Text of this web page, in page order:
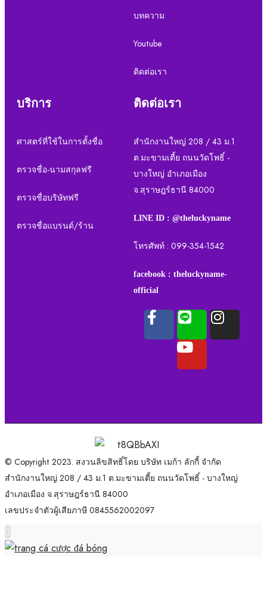
บทความ
Youtube
ติดต่อเรา
บริการ
ศาสตร์ที่ใช้ในการตั้งชื่อ
ตรวจชื่อ-นามสกุลฟรี
ตรวจชื่อบริษัทฟรี
ตรวจชื่อแบรนด์/ร้าน
ติดต่อเรา
สำนักงานใหญ่ 208 / 43 ม.1
ต.มะขามเตี้ย ถนนวัดโพธิ์ -
บางใหญ่ อำเภอเมือง
จ.สุราษฎร์ธานี 84000
LINE ID : @theluckyname
โทรศัพท์ : 099-354-1542
facebook : theluckyname-
official
© Copyright 2023. สงวนลิขสิทธิ์โดย บริษัท เมก้า ลักกี้ จำกัด
สำนักงานใหญ่ 208 / 43 ม.1 ต.มะขามเตี้ย ถนนวัดโพธิ์ - บางใหญ่
อำเภอเมือง จ.สุราษฎร์ธานี 84000
เลขประจำตัวผู้เสียภาษี 0845562002097